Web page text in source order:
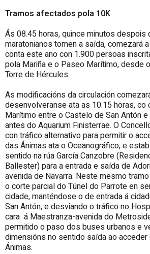
Tramos afectados pola 10K
Ás 08.45 horas, quince minutos despois
maratonianos tomen a saída, comezará
conta este ano con 1.900 persoas
pola Mariña e o Paseo Marítimo, desde
Torre de Hércules.
As modificacións da circulación
desenvolveranse ata as 10.15 horas,
Marítimo entre o Castelo de San Antón
antes do Aquarium Finisterrae. O
con tráfico alternativo para permitir o
das Ánimas ata o Oceanográfico, e
sentido na rúa García Canzobre
Ballester) para a entrada e saída de
avenida de Navarra. Neste mesmo
o corte parcial do Túnel do Parrote en
cidade, manténdose o de entrada á
San Antón, e desviando o tráfico no
cara á Maestranza-avenida do
permitido o paso dos buses urbanos e
dimensións no sentido saída ao
Ánimas.